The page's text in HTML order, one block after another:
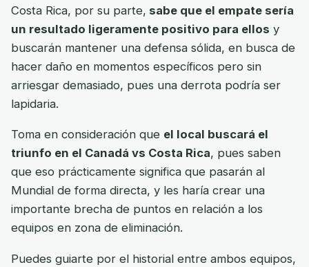
Costa Rica, por su parte, sabe que el empate sería
un resultado ligeramente positivo para ellos y
buscarán mantener una defensa sólida, en busca de
hacer daño en momentos específicos pero sin
arriesgar demasiado, pues una derrota podría ser
lapidaria.
Toma en consideración que el local buscará el
triunfo en el Canadá vs Costa Rica, pues saben
que eso prácticamente significa que pasarán al
Mundial de forma directa, y les haría crear una
importante brecha de puntos en relación a los
equipos en zona de eliminación.
Puedes guiarte por el historial entre ambos equipos,